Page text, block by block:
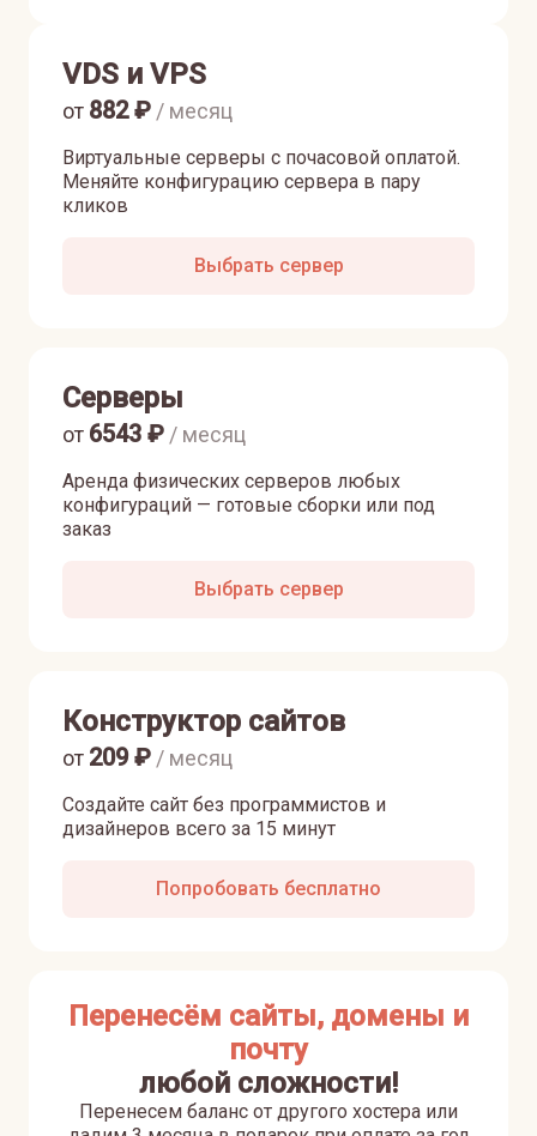
VDS и VPS
Виртуальные серверы с почасовой оплатой.
Меняйте конфигурацию сервера в пару
кликов
от 882₽ / месяц
Выбрать сервер
Серверы
Аренда физических серверов любых
конфигураций — готовые сборки или под
заказ
от 6543 ₽ / месяц
Выбрать сервер
Конструктор сайтов
Создайте сайт без программистов и
дизайнеров всего за 15 минут
от 209₽ / месяц
Попробовать бесплатно
Перенесём сайты, домены и
почту
любой сложности!
Перенесем баланс от другого хостера или